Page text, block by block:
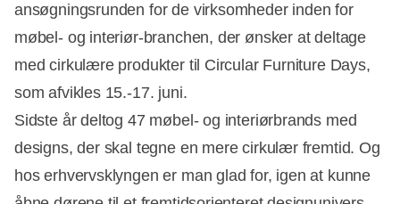
ansøgningsrunden for de virksomheder inden for
møbel- og interiør-branchen, der ønsker at deltage
med cirkulære produkter til Circular Furniture Days,
som afvikles 15.-17. juni.
Sidste år deltog 47 møbel- og interiørbrands med
designs, der skal tegne en mere cirkulær fremtid. Og
hos erhvervsklyngen er man glad for, igen at kunne